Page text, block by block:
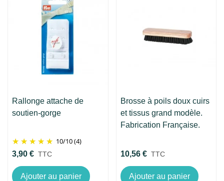
Rallonge attache de
soutien-gorge
10/10(4)
3,90 € TTC
Ajouter au panier
Brosse à poils doux cuirs
et tissus grand modèle.
Fabrication Française.
10,56 € TTC
Ajouter au panier